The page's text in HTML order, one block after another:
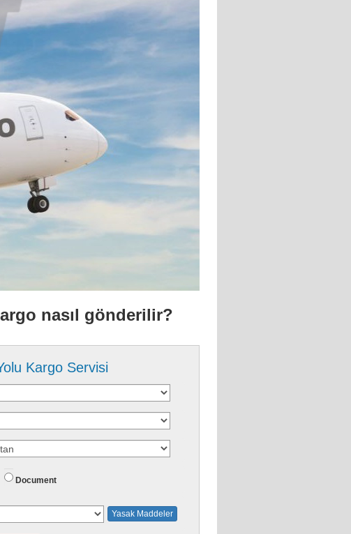
Kargo Servisi
Document
Yasak Maddeler
nasıl gönderilir?